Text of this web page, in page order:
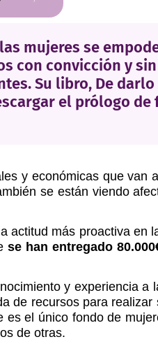
mujeres se
con convicción y
Su libro, De
el prólogo de
y económicas que van
se están viendo
actitud más proactiva en
se han entregado
y experiencia a
de recursos para realizar
el único fondo de
de otras.